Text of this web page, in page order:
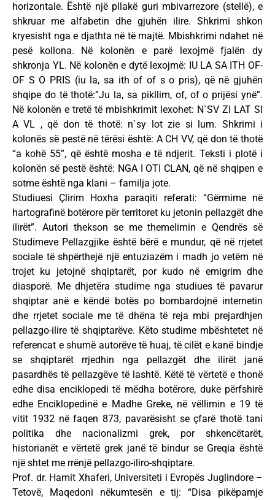
horizontale. Është një pllakë guri mbivarrezore (stellë), e
shkruar me alfabetin dhe gjuhën ilire. Shkrimi shkon
kryesisht nga e djathta në të majtë. Mbishkrimi ndahet në
pesë kollona. Në kolonën e parë lexojmë fjalën dy
shkronja YL. Në kolonën e dytë lexojmë: IU LA SA ITH OF-
OF S O PRIS (iu la, sa ith of of s o pris), që në gjuhën
shqipe do të thotë:”Ju la, sa pikllim, of, of o prijësi ynë”.
Në kolonën e tretë të mbishkrimit lexohet: N`SV ZI LAT SI
A VL , që don të thotë: n`sy lot zie si lum. Shkrimi i
kolonës së pestë në tërësi është: A CH VV, që don të thotë
“a kohë 55”, që është mosha e të ndjerit. Teksti i plotë i
kolonën së pestë është: NGA I OTI CLAN, që në shqipen e
sotme është nga klani – familja jote.
Studiuesi Çlirim Hoxha paraqiti referati: “Gërmime në
hartografinë botërore për territoret ku jetonin pellazgët dhe
ilirët”. Autori thekson se me themelimin e Qendrës së
Studimeve Pellazgjike është bërë e mundur, që në rrjetet
sociale të shpërthejë një entuziazëm i madh jo vetëm në
trojet ku jetojnë shqiptarët, por kudo në emigrim dhe
diasporë. Me dhjetëra studime nga studiues të pavarur
shqiptar anë e këndë botës po bombardojnë internetin
dhe rrjetet sociale me të dhëna të reja mbi prejardhjen
pellazgo-ilire të shqiptarëve. Këto studime mbështetet në
referencat e shumë autorëve të huaj, të cilët e kanë bindje
se shqiptarët rrjedhin nga pellazgët dhe ilirët janë
pasardhës të pellazgëve të lashtë. Këtë të vërtetë e thonë
edhe disa enciklopedi të mëdha botërore, duke përfshirë
edhe Enciklopedinë e Madhe Greke, në vëllimin e 19 të
vitit 1932 në faqen 873, pavarësisht se çfarë thotë tani
politika dhe nacionalizmi grek, por shkencëtarët,
historianët e vërtetë grek janë të bindur se Greqia është
një shtet me rrënjë pellazgo-iliro-shqiptare.
Prof. dr. Hamit Xhaferi, Universiteti i Evropës Juglindore –
Tetovë, Maqedoni nëkumtesën e tij: “Disa pikëpamje